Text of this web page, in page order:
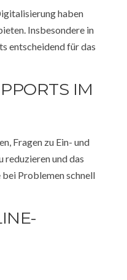
haben
Insbesondere in
entscheidend für das
IM
Fragen zu Ein- und
und das
bei Problemen schnell